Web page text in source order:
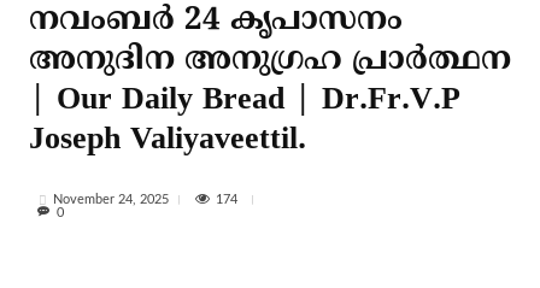
നവംബർ 24 കൃപാസനം
അനുദിന അനുഗ്രഹ പ്രാർത്ഥന
| Our Daily Bread | Dr.Fr.V.P
Joseph Valiyaveettil.
November 24, 2025
174
0